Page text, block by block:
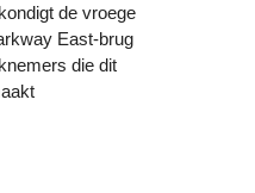
de vroege
East-brug
die dit